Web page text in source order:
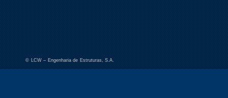
© LCW – Engenharia de Estruturas, S.A.